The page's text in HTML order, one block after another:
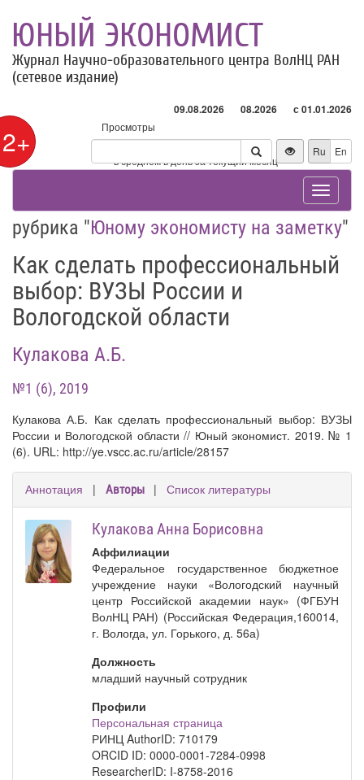
ЮНЫЙ ЭКОНОМИСТ
Журнал Научно-образовательного центра ВолНЦ РАН
(сетевое издание)
09.08.2026 08.2026 с 01.01.2026
Просмотры
Посетители
* - в среднем в день за текущий месяц
Ru En
Toggle
рубрика "Юному экономисту на заметку"
Как сделать профессиональный
выбор: ВУЗЫ России и
Вологодской области
Кулакова А.Б.
№1 (6), 2019
Кулакова А.Б. Как сделать профессиональный выбор: ВУЗЫ
России и Вологодской области // Юный экономист. 2019. № 1
(6). URL: http://ye.vscc.ac.ru/article/28157
Аннотация | Авторы | Список литературы
Кулакова Анна Борисовна
Аффилиации
Федеральное государственное бюджетное
учреждение науки «Вологодский научный
центр Российской академии наук» (ФГБУН
ВолНЦ РАН) (Российская Федерация,160014,
г. Вологда, ул. Горького, д. 56а)
Должность
младший научный сотрудник
Профили
Персональная страница
РИНЦ AuthorID: 710179
ORCID ID: 0000-0001-7284-0998
ResearcherID: I-8758-2016